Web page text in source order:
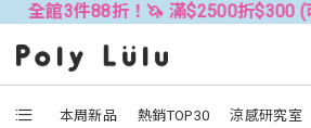
全館3件88折！🦄 滿$2500折$300 (
本周新品 熱銷TOP30 涼感研究室